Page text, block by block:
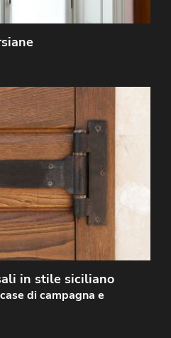
in stile siciliano
di campagna e